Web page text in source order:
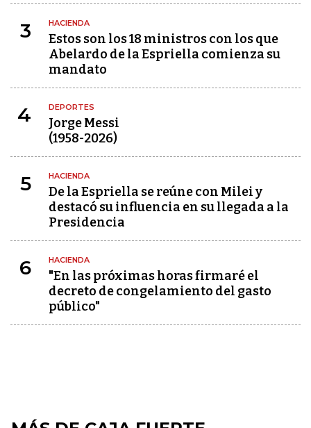
3 HACIENDA
Estos son los 18 ministros con los que
Abelardo de la Espriella comienza su
mandato
4 DEPORTES
Jorge Messi
(1958-2026)
5 HACIENDA
De la Espriella se reúne con Milei y
destacó su influencia en su llegada a la
Presidencia
6 HACIENDA
"En las próximas horas firmaré el
decreto de congelamiento del gasto
público"